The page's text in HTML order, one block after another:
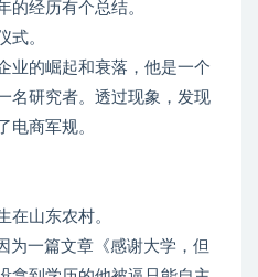
的经历有个总结。
式。
业的崛起和衰落，他是一个
名研究者。透过现象，发现
电商军规。
在山东农村。
为一篇文章《感谢大学，但